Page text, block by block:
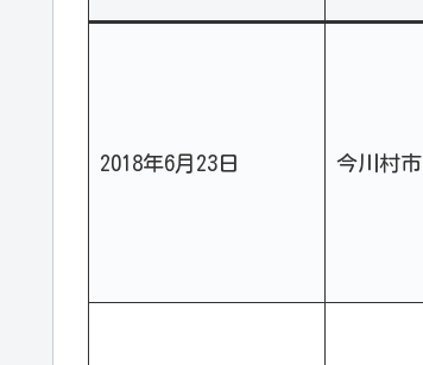
2018年6月23日 今川村市